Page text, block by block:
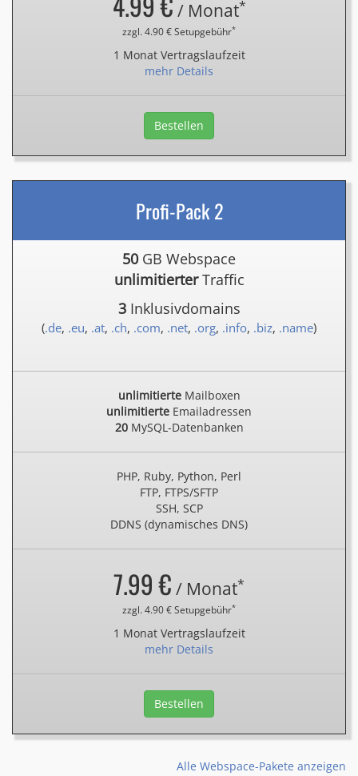
/ Monat*
zzgl. 4.90 € Setupgebühr*
1 Monat Vertragslaufzeit
mehr Details
Bestellen
Profi-Pack 2
50 GB Webspace
unlimitierterTraffic
3Inklusivdomains
(.de, .eu, .at, .ch, .com, .net, .org, .info, .biz, .name)
unlimitierteMailboxen
unlimitierte Emailadressen
20MySQL-Datenbanken
PHP, Ruby, Python, Perl
FTP, FTPS/SFTP
SSH, SCP
DDNS (dynamisches DNS)
7.99 € / Monat*
zzgl. 4.90 € Setupgebühr*
1 Monat Vertragslaufzeit
mehr Details
Bestellen
Alle Webspace-Pakete anzeigen